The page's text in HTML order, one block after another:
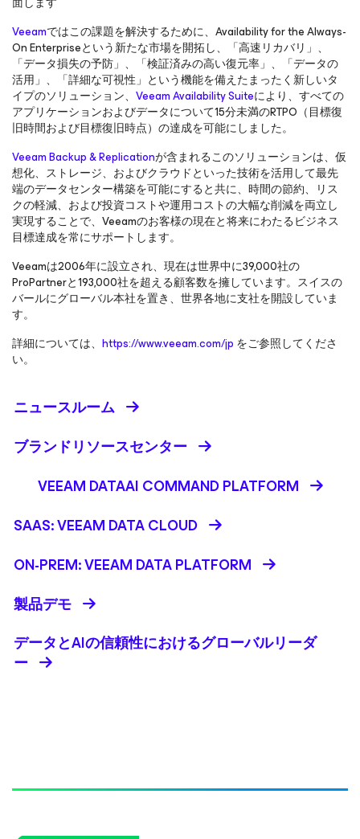
Veeamではこの課題を解決するために、Availability for the Always-
On Enterpriseという新たな市場を開拓し、「高速リカバリ」、
「データ損失の予防」、「検証済みの高い復元率」、「データの
活用」、「詳細な可視性」という機能を備えたまったく新しいタ
イプのソリューション、 Veeam Availability Suiteにより、すべての
アプリケーションおよびデータについて15分未満のRTPO（目標復
旧時間および目標復旧時点）の達成を可能にしました。
Veeam Backup & Replicationが含まれるこのソリューションは、仮
想化、ストレージ、およびクラウドといった技術を活用して最先
端のデータセンター構築を可能にすると共に、時間の節約、リス
クの軽減、および投資コストや運用コストの大幅な削減を両立し
実現することで、Veeamのお客様の現在と将来にわたるビジネス
目標達成を常にサポートします。
Veeamは2006年に設立され、現在は世界中に39,000社の
ProPartnerと193,000社を超える顧客数を擁しています。スイスの
バールにグローバル本社を置き、世界各地に支社を開設していま
す。
詳細については、 https://www.veeam.com/jp をご参照してくださ
い。
ニュースルーム
ブランドリソースセンター
VEEAM DATAAI COMMAND PLATFORM
SAAS: VEEAM DATA CLOUD
ON-PREM: VEEAM DATA PLATFORM
製品デモ
データとAIの信頼性におけるグローバルリーダ
ー